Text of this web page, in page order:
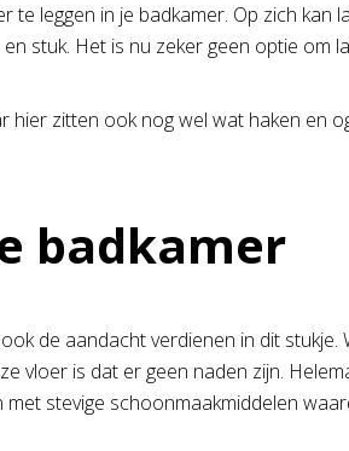
leggen in je badkamer. Op zich
stuk. Het is nu zeker geen optie om
zitten ook nog wel wat haken en
badkamer
de aandacht verdienen in dit
vloer is dat er geen naden zijn.
stevige schoonmaakmiddelen